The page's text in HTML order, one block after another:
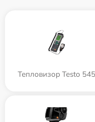
Тепловизор Testo 545